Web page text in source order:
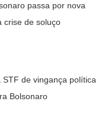
passa por nova
crise de soluço
de vingança política
Bolsonaro